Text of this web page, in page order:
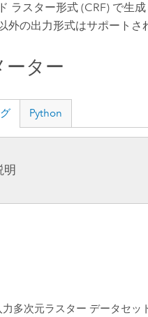
ラスター形式 (CRF) で生成
外の出力形式はサポートさ
ーター
Python
明
力多次元ラスター データセット